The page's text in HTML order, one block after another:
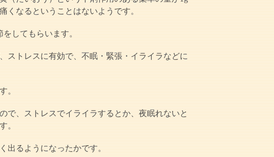
くなるということはないようです。
をしてもらいます。
ストレスに有効で、不眠・緊張・イライラなどに
。
で、ストレスでイライラするとか、夜眠れないと
。
出るようになったかです。